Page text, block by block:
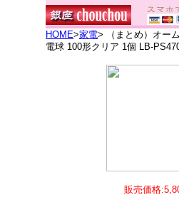
HOME>家電> （まとめ）オー
電球 100形クリア 1個 LB-
販売価格